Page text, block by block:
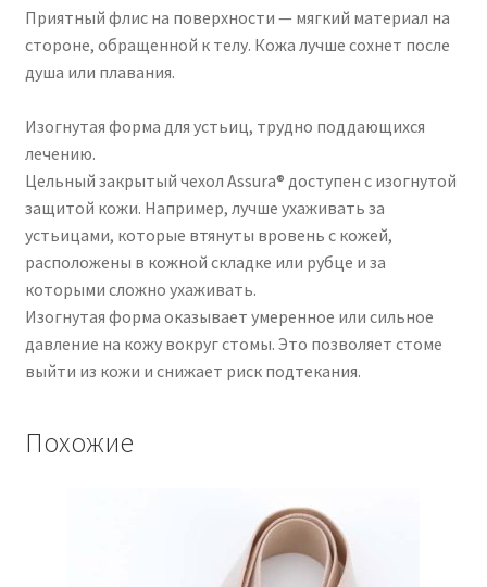
Приятный флис на поверхности — мягкий материал на
стороне, обращенной к телу. Кожа лучше сохнет после
душа или плавания.
Изогнутая форма для устьиц, трудно поддающихся
лечению.
Цельный закрытый чехол Assura® доступен с изогнутой
защитой кожи. Например, лучше ухаживать за
устьицами, которые втянуты вровень с кожей,
расположены в кожной складке или рубце и за
которыми сложно ухаживать.
Изогнутая форма оказывает умеренное или сильное
давление на кожу вокруг стомы. Это позволяет стоме
выйти из кожи и снижает риск подтекания.
Похожие